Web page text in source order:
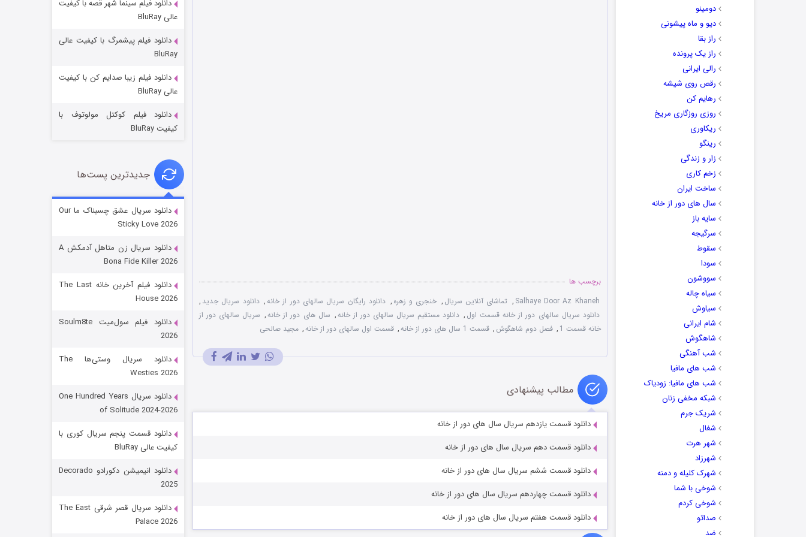
دومینو
دیو و ماه پیشونی
راز بقا
راز یک پرونده
رالی ایرانی
رقص روی شیشه
رهایم کن
روزی روزگاری مریخ
ریکاوری
رینگو
زار و زندگی
زخم کاری
ساخت ایران
سال های دور از خانه
سایه باز
سرگیجه
سقوط
سودا
سووشون
سیاه چاله
سیاوش
شام ایرانی
شاهگوش
شب آهنگی
شب های مافیا
شب های مافیا: زودیاک
شبکه مخفی زنان
شریک جرم
شغال
شهر هرت
شهرزاد
شهرک کلیله و دمنه
شوخی با شما
شوخی کردم
صداتو
ضد
برچسب ها
Salhaye Door Az Khaneh
, تماشای آنلاین سریال , خنجری و زهره , دانلود رایگان سریال سالهای دور از خانه, دانلود سریال جدید ,
دانلود سریال سالهای دور از خانه قسمت اول , دانلود مستقیم سریال سالهای دور از خانه, سال های دور از خانه, سریال سالهای دور از
خانه قسمت 1
, فصل دوم شاهگوش , قسمت 1 سال های دور از خانه , قسمت اول سالهای دور از خانه, مجید صالحی
مطالب پیشنهادی
دانلود قسمت یازدهم سریال سال های دور از خانه
دانلود قسمت دهم سریال سال های دور از خانه
دانلود قسمت ششم سریال سال های دور از خانه
دانلود قسمت چهاردهم سریال سال های دور از خانه
دانلود قسمت هفتم سریال سال های دور از خانه
عملیات آپارتمان
قسمت2 (زیرنویس)
شکست استوارت در نجات جهان
قسمت7 (زیرنویس)
دانلود فیلم سینما شهر قصه با کیفیت
عالی BluRay
دانلود فیلم پیشمرگ با کیفیت عالی
BluRay
دانلود فیلم زیبا صدایم کن با کیفیت
عالی BluRay
دانلود فیلم کوکتل مولوتوف با
کیفیت BluRay
جدیدترین پست‌ها
دانلود سریال عشق چسبناک ما Our
Sticky Love 2026
دانلود سریال زن متاهل آدمکش A
Bona Fide Killer 2026
دانلود فیلم آخرین خانه The Last
House 2026
دانلود فیلم سول‌میت Soulm8te
2026
دانلود سریال وستی‌ها The
Westies 2026
دانلود سریال One Hundred Years
of Solitude 2024-2026
دانلود قسمت پنجم سریال کوری با
کیفیت عالی BluRay
دانلود انیمیشن دکورادو Decorado
2025
دانلود سریال قصر شرقی The East
Palace 2026